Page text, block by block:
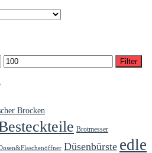
Max.
Preis
Filter
Brocken
Brotmesser
Düsenbürste edle